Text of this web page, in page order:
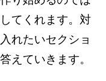
てくれます。対
れたいセクショ
えていきます。